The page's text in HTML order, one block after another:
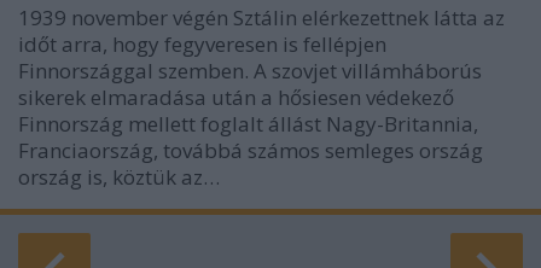
1939 november végén Sztálin elérkezettnek látta az
időt arra, hogy fegyveresen is fellépjen
Finnországgal szemben. A szovjet villámháborús
sikerek elmaradása után a hősiesen védekező
Finnország mellett foglalt állást Nagy-Britannia,
Franciaország, továbbá számos semleges ország
ország is, köztük az…